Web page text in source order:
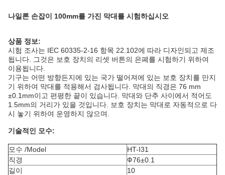
나일론 손잡이 100mm를 가진 막대를 시험하십시오
상품 정보:
시험 조사는 IEC 60335-2-16 항목 22.102에 따라 디자인되고 제조
됩니다. 그것은 보호 장치의 리셋 버튼의 은폐를 시험하기 위하여
이용됩니다.
기구는 어떤 방향든지에 있는 국가 떨어져에 있는 보호 장치를 만지
기 위하여 막대를 적용해서 검사됩니다. 막대의 직경은 76 mm
±0.1mm이고 편평한 끝이 있습니다. 막대와 단추 사이에서 적어도
1.5mm의 거리가 있을 것입니다. 보호 장치는 막대로 자동적으로 다
시 놓기 위하여 운영하지 않으며.
기술적인 모수:
모수 /Model
HT-I31
직경
Ф76±0.1
길이
10